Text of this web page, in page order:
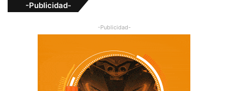
-Publicidad-
-Publicidad-